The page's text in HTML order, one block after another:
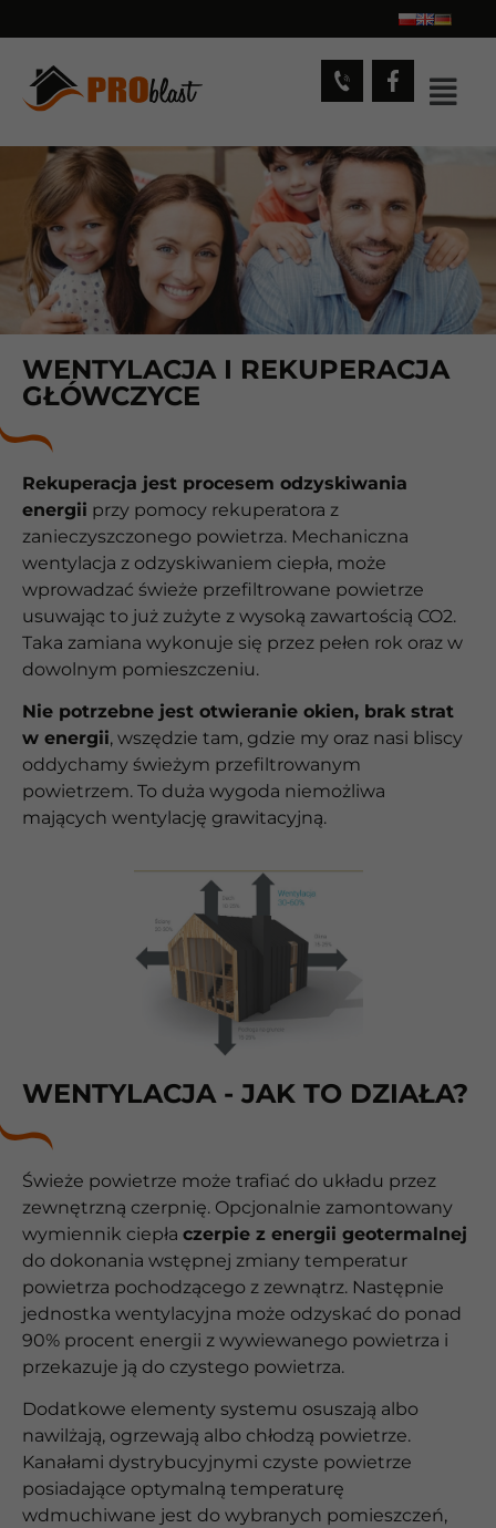
WENTYLACJA I REKUPERACJA
GŁÓWCZYCE
Rekuperacja jest procesem odzyskiwania
energii przy pomocy rekuperatora z
zanieczyszczonego powietrza. Mechaniczna
wentylacja z odzyskiwaniem ciepła, może
wprowadzać świeże przefiltrowane powietrze
usuwając to już zużyte z wysoką zawartością CO2.
Taka zamiana wykonuje się przez pełen rok oraz w
dowolnym pomieszczeniu.
Nie potrzebne jest otwieranie okien, brak strat
w energii, wszędzie tam, gdzie my oraz nasi bliscy
oddychamy świeżym przefiltrowanym
powietrzem. To duża wygoda niemożliwa
mających wentylację grawitacyjną.
WENTYLACJA - JAK TO DZIAŁA?
Świeże powietrze może trafiać do układu przez
zewnętrzną czerpnię. Opcjonalnie zamontowany
wymiennik ciepła czerpie z energii geotermalnej
do dokonania wstępnej zmiany temperatur
powietrza pochodzącego z zewnątrz. Następnie
jednostka wentylacyjna może odzyskać do ponad
90% procent energii z wywiewanego powietrza i
przekazuje ją do czystego powietrza.
Dodatkowe elementy systemu osuszają albo
nawilżają, ogrzewają albo chłodzą powietrze.
Kanałami dystrybucyjnymi czyste powietrze
posiadające optymalną temperaturę
wdmuchiwane jest do wybranych pomieszczeń,